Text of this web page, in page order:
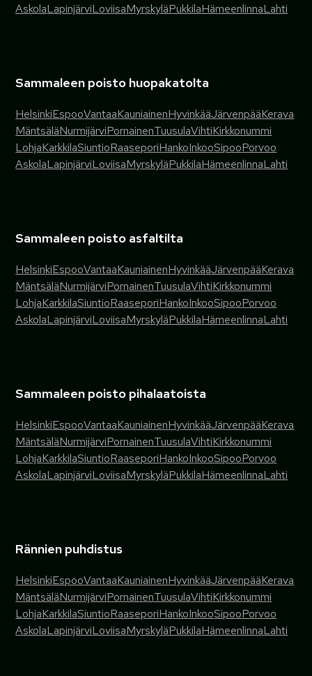
AskolaLapinjärviLoviisaMyrskyläPukkilaHämeenlinnaLahti
Sammaleen poisto huopakatolta
HelsinkiEspooVantaaKauniainenHyvinkääJärvenpääKerava
MäntsäläNurmijärviPornainenTuusulaVihtiKirkkonummi
LohjaKarkkilaSiuntioRaaseporiHankoInkooSipooPorvoo
AskolaLapinjärviLoviisaMyrskyläPukkilaHämeenlinnaLahti
Sammaleen poisto asfaltilta
HelsinkiEspooVantaaKauniainenHyvinkääJärvenpääKerava
MäntsäläNurmijärviPornainenTuusulaVihtiKirkkonummi
LohjaKarkkilaSiuntioRaaseporiHankoInkooSipooPorvoo
AskolaLapinjärviLoviisaMyrskyläPukkilaHämeenlinnaLahti
Sammaleen poisto pihalaatoista
HelsinkiEspooVantaaKauniainenHyvinkääJärvenpääKerava
MäntsäläNurmijärviPornainenTuusulaVihtiKirkkonummi
LohjaKarkkilaSiuntioRaaseporiHankoInkooSipooPorvoo
AskolaLapinjärviLoviisaMyrskyläPukkilaHämeenlinnaLahti
Rännien puhdistus
HelsinkiEspooVantaaKauniainenHyvinkääJärvenpääKerava
MäntsäläNurmijärviPornainenTuusulaVihtiKirkkonummi
LohjaKarkkilaSiuntioRaaseporiHankoInkooSipooPorvoo
AskolaLapinjärviLoviisaMyrskyläPukkilaHämeenlinnaLahti